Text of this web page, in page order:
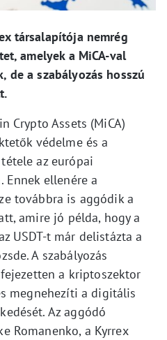
társalapítója nemrég
amelyek a MiCA-val
de a szabályozás hosszú
Crypto Assets (MiCA)
védelme és a
az európai
Ennek ellenére a
továbbra is aggódik a
amire jó példa, hogy a
USDT-t már delistázta a
A szabályozás
a kriptoszektor
megnehezíti a digitális
Az aggódó
Romanenko, a Kyrrex